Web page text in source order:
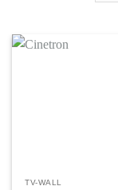
TV-WALL